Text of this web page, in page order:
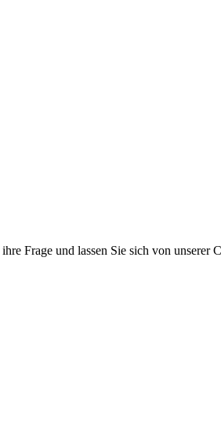
Frage und lassen Sie sich von unserer